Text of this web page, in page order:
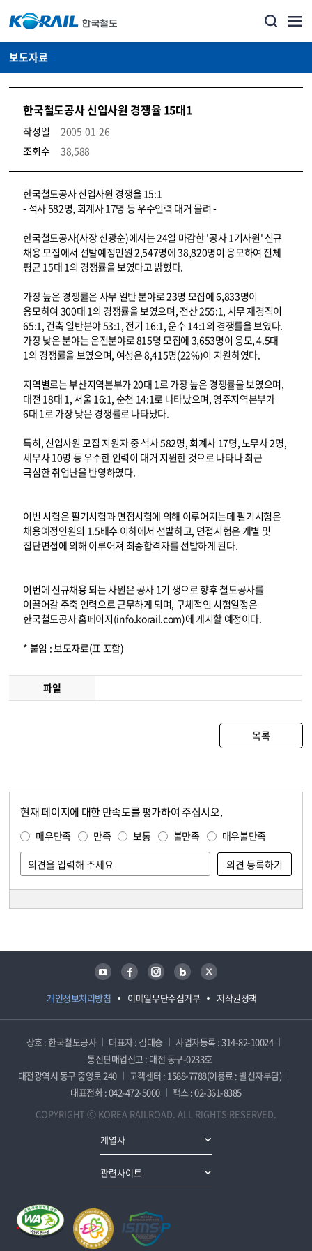
보도자료
한국철도공사 신입사원 경쟁율 15대1
작성일
2005-01-26
조회수
38,588
뉴스·홍보_보도자료 상세보기 – 내용, 파일, 담당자 연락처로 구성
한국철도공사 신입사원 경쟁율 15:1
- 석사 582명, 회계사 17명 등 우수인력 대거 몰려 -
한국철도공사(사장 신광순)에서는 24일 마감한 '공사 1기사원' 신규
채용 모집에서 선발예정인원 2,547명에 38,820명이 응모하여 전체
평균 15대 1의 경쟁률을 보였다고 밝혔다.
가장 높은 경쟁률은 사무 일반 분야로 23명 모집에 6,833명이
응모하여 300대 1의 경쟁률을 보였으며, 전산 255:1, 사무 재경직이
65:1, 건축 일반분야 53:1, 전기 16:1, 운수 14:1의 경쟁률을 보였다.
가장 낮은 분야는 운전분야로 815명 모집에 3,653명이 응모, 4.5대
1의 경쟁률을 보였으며, 여성은 8,415명(22%)이 지원하였다.
지역별로는 부산지역본부가 20대 1로 가장 높은 경쟁률을 보였으며,
대전 18대 1, 서울 16:1, 순천 14:1로 나타났으며, 영주지역본부가
6대 1로 가장 낮은 경쟁률로 나타났다.
특히, 신입사원 모집 지원자 중 석사 582명, 회계사 17명, 노무사 2명,
세무사 10명 등 우수한 인력이 대거 지원한 것으로 나타나 최근
극심한 취업난을 반영하였다.
이번 시험은 필기시험과 면접시험에 의해 이루어지는데 필기시험은
채용예정인원의 1.5배수 이하에서 선발하고, 면접시험은 개별 및
집단면접에 의해 이루어져 최종합격자를 선발하게 된다.
이번에 신규채용 되는 사원은 공사 1기 생으로 향후 철도공사를
이끌어갈 주축 인력으로 근무하게 되며, 구체적인 시험일정은
한국철도공사 홈페이지(info.korail.com)에 게시할 예정이다.
* 붙임 : 보도자료(표 포함)
파일
목록
현재 페이지에 대한 만족도를 평가하여 주십시오.
매우만족 만족 보통 불만족 매우불만족
개인정보처리방침 이메일무단수집거부 저작권정책
유튜브 페이스북 인스타그램 블로그 트위터
상호 : 한국철도공사 대표자 : 김태승
사업자등록 : 314-82-10024
통신판매업신고 : 대전 동구-0233호
대전광역시 동구 중앙로 240
고객센터 : 1588-7788(이용료 : 발신자부담)
대표전화 : 042-472-5000
팩스 : 02-361-8385
COPYRIGHT ⓒ KOREA RAILROAD. ALL RIGHTS RESERVED.
계열사
관련사이트